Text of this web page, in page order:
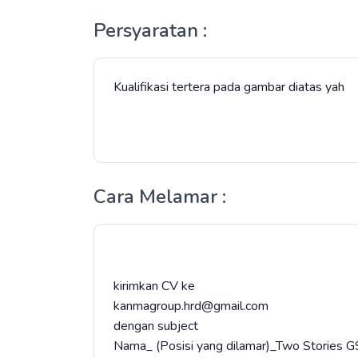
Persyaratan :
Kualifikasi tertera pada gambar diatas yah
Cara Melamar :
kirimkan CV ke
kanmagroup.hrd@gmail.com
dengan subject
Nama_ (Posisi yang dilamar)_Two Stories